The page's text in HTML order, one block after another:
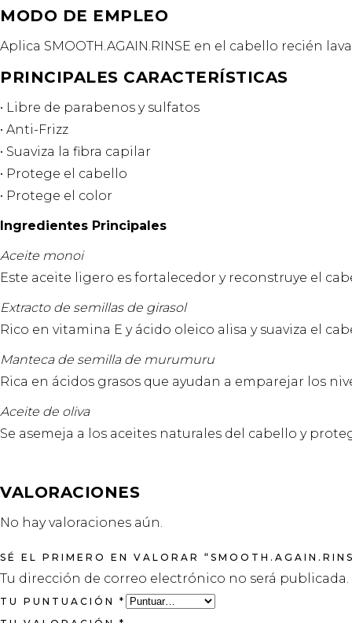
MODO DE EMPLEO
Aplica SMOOTH.AGAIN.RINSE en el cabello recién
PRINCIPALES CARACTERÍSTICAS
• Libre de parabenos y sulfatos
• Anti-Frizz
• Suaviza la fibra capilar
• Protege el cabello
• Protege el color
Ingredientes Principales
Aceite monoi
Este aceite ligero es fortalecedor y reconstruye el
Extracto de semillas de girasol
Rico en vitamina E y ácido oleico alisa y suaviza el
Manteca de semilla de murumuru
Rica en ácidos grasos que ayudan a emparejar los
Aceite de oliva
Se asemeja a los aceites naturales del cabello y
VALORACIONES
No hay valoraciones aún.
SÉ EL PRIMERO EN VALORAR
Tu dirección de correo electrónico no será publicada.
TU PUNTUACIÓN *